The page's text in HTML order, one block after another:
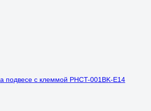
подвесе с клеммой PHCT-001BK-E14